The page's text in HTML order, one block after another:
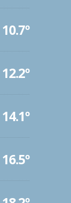
10.7º
12.2º
14.1º
16.5º